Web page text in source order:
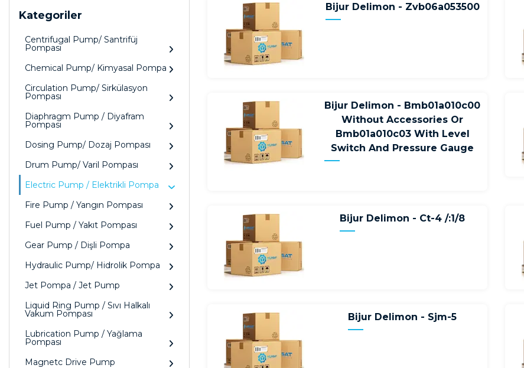
Kategoriler
Centrifugal Pump/ Santrifüj
Pompası
Chemical Pump/ Kimyasal Pompa
Circulation Pump/ Sirkülasyon
Pompası
Diaphragm Pump / Diyafram
Pompası
Dosing Pump/ Dozaj Pompası
Drum Pump/ Varil Pompası
Electric Pump / Elektrikli Pompa
Fire Pump / Yangın Pompası
Fuel Pump / Yakıt Pompası
Gear Pump / Dişli Pompa
Hydraulic Pump/ Hidrolik Pompa
Jet Pompa / Jet Pump
Liquid Ring Pump / Sıvı Halkalı
Vakum Pompası
Lubrication Pump / Yağlama
Pompası
Magnetc Drive Pump
Bijur Delimon - Zvb06a053500
Bijur Delimon - Bmb01a010c00
Without Accessories Or
Bmb01a010c03 With Level
Switch And Pressure Gauge
Bijur Delimon - Ct-4 /:1/8
Bijur Delimon - Sjm-5